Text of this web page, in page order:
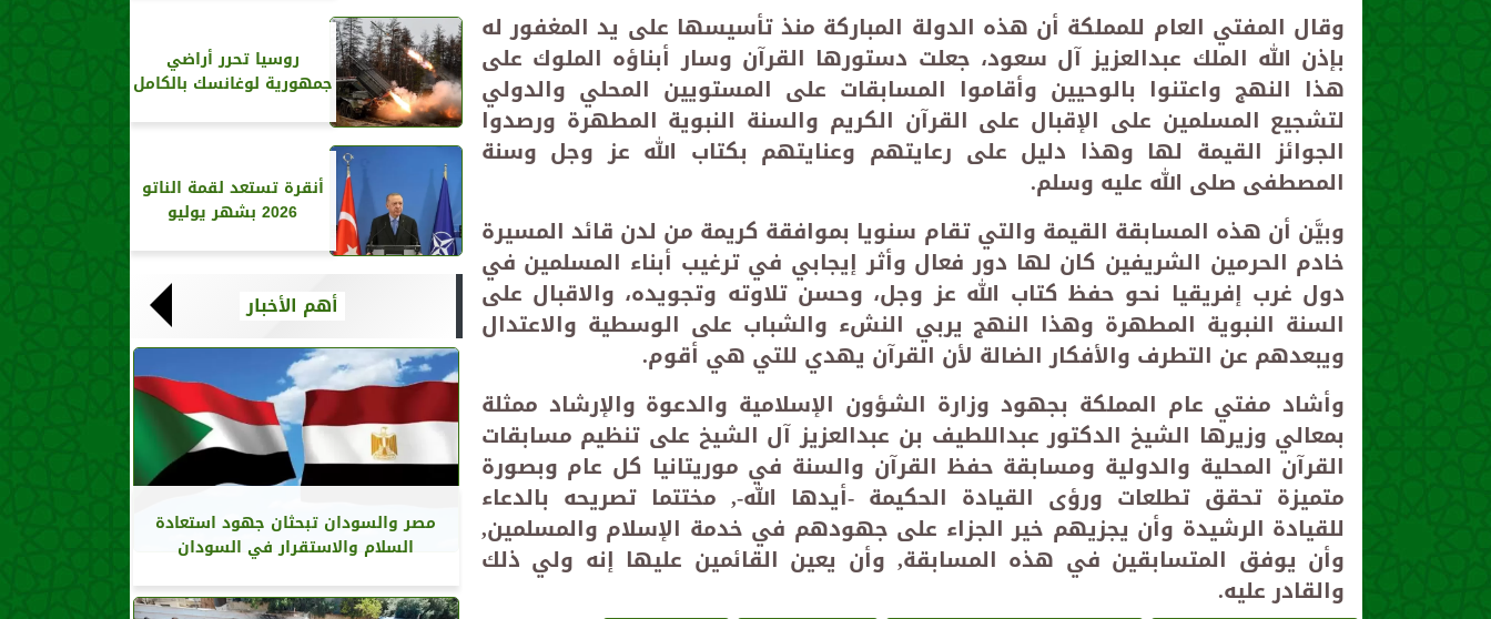
وقال المفتي العام للمملكة أن هذه الدولة المباركة منذ تأسيسها على يد المغفور له
بإذن الله الملك عبدالعزيز آل سعود، جعلت دستورها القرآن وسار أبناؤه الملوك على
هذا النهج واعتنوا بالوحيين وأقاموا المسابقات على المستويين المحلي والدولي
لتشجيع المسلمين على الإقبال على القرآن الكريم والسنة النبوية المطهرة ورصدوا
الجوائز القيمة لها وهذا دليل على رعايتهم وعنايتهم بكتاب الله عز وجل وسنة
المصطفى صلى الله عليه وسلم.
وبيَّن أن هذه المسابقة القيمة والتي تقام سنويا بموافقة كريمة من لدن قائد المسيرة
خادم الحرمين الشريفين كان لها دور فعال وأثر إيجابي في ترغيب أبناء المسلمين في
دول غرب إفريقيا نحو حفظ كتاب الله عز وجل، وحسن تلاوته وتجويده، والاقبال على
السنة النبوية المطهرة وهذا النهج يربي النشء والشباب على الوسطية والاعتدال
ويبعدهم عن التطرف والأفكار الضالة لأن القرآن يهدي للتي هي أقوم.
وأشاد مفتي عام المملكة بجهود وزارة الشؤون الإسلامية والدعوة والإرشاد ممثلة
بمعالي وزيرها الشيخ الدكتور عبداللطيف بن عبدالعزيز آل الشيخ على تنظيم مسابقات
القرآن المحلية والدولية ومسابقة حفظ القرآن والسنة في موريتانيا كل عام وبصورة
متميزة تحقق تطلعات ورؤى القيادة الحكيمة -أيدها الله-, مختتما تصريحه بالدعاء
للقيادة الرشيدة وأن يجزيهم خير الجزاء على جهودهم في خدمة الإسلام والمسلمين,
وأن يوفق المتسابقين في هذه المسابقة, وأن يعين القائمين عليها إنه ولي ذلك
والقادر عليه.
روسيا تحرر أراضي
جمهورية لوغانسك بالكامل
أنقرة تستعد لقمة الناتو
2026 بشهر يوليو
أهم الأخبار
مصر والسودان تبحثان جهود استعادة
السلام والاستقرار في السودان